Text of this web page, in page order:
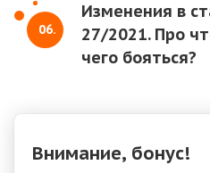
06.
Изменения в
27/2021. Про
чего бояться?
Внимание, бонус!